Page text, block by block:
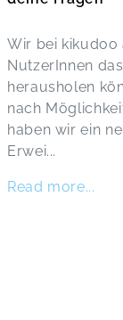
Wir bei kikudoo
NutzerInnen
herausholen
nach
haben wir ein
Erwei...
Read more...